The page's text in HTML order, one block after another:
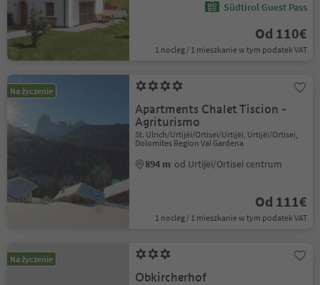
Südtirol Guest Pass
Od 110€
1 nocleg / 1 mieszkanie w tym podatek VAT
Na życzenie
Apartments Chalet Tiscion -
Agriturismo
St. Ulrich/Urtijëi/Ortisei/Urtijëi, Urtijëi/Ortisei,
Dolomites Region Val Gardena
894 m od Urtijëi/Ortisei centrum
Od 111€
1 nocleg / 1 mieszkanie w tym podatek VAT
Na życzenie
Obkircherhof